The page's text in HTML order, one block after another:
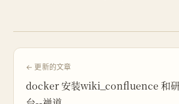
← 更新的文章
docker 安装wiki_confluence 和